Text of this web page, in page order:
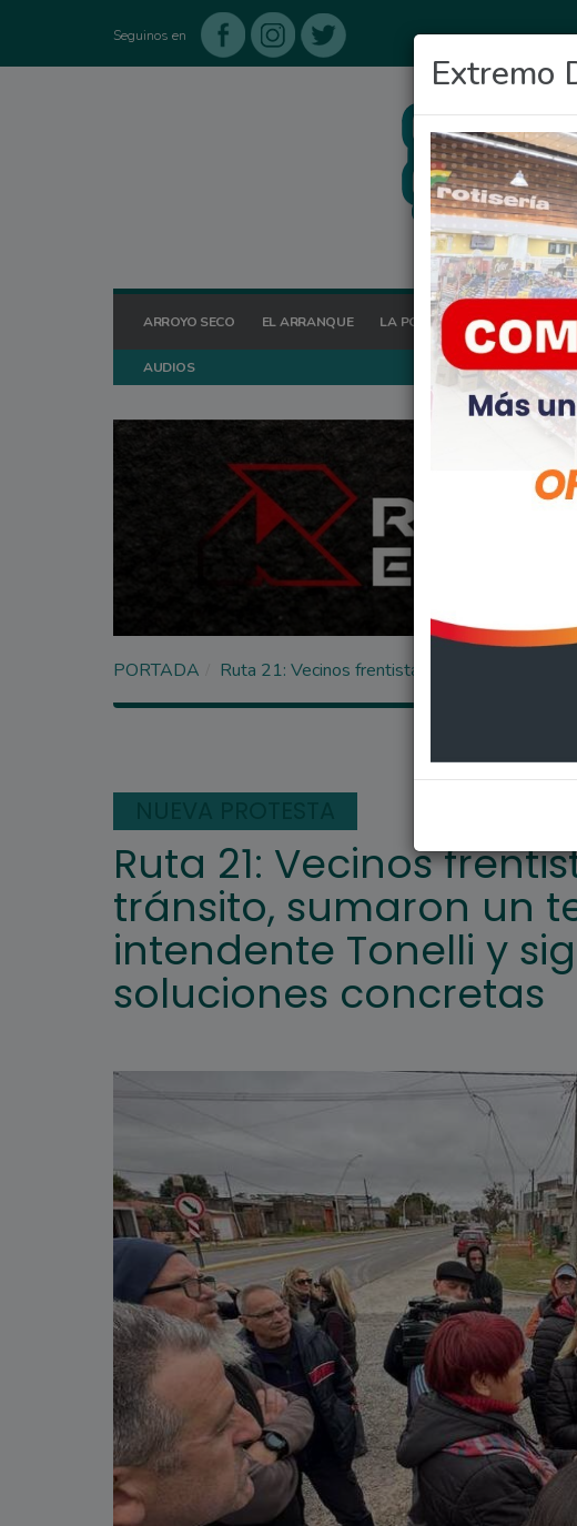
Seguinos en
ARROYO SECO EL ARRANQUE LA POSTA HOY OCIO
AUDIOS
Extremo
PORTADA Ruta 21: Vecinos frentistas cortaron el
Ruta 21: Vecinos
tránsito, sumaron un
intendente Tonelli y
soluciones concretas